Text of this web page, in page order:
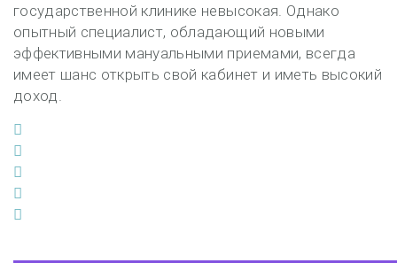
государственной клинике невысокая. Однако
опытный специалист, обладающий новыми
эффективными мануальными приемами, всегда
имеет шанс открыть свой кабинет и иметь высокий
доход.